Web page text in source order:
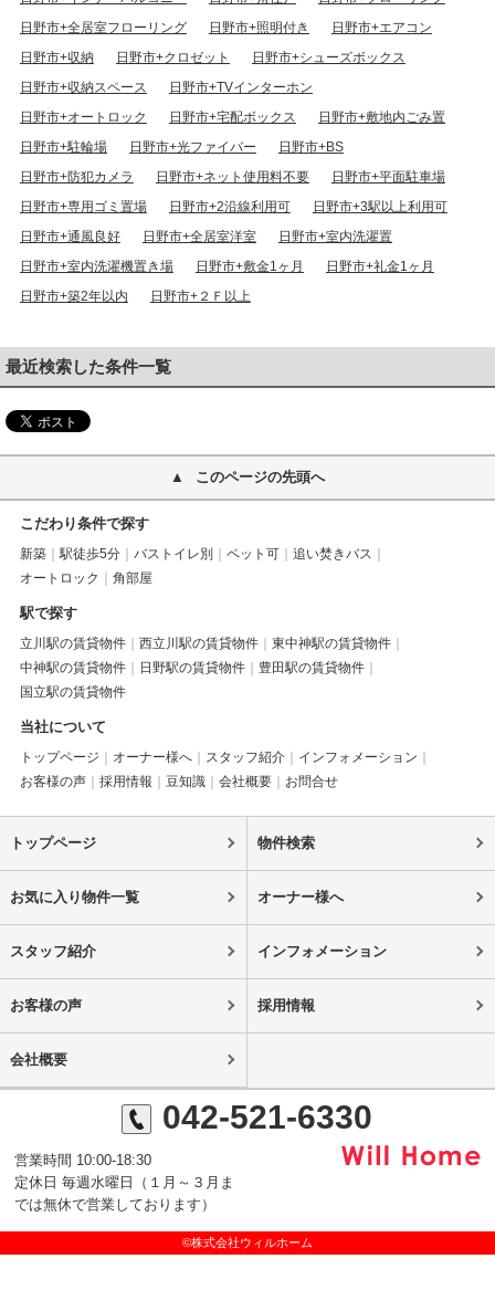
日野市+全居室フローリング
日野市+照明付き
日野市+エアコン
日野市+収納
日野市+クロゼット
日野市+シューズボックス
日野市+収納スペース
日野市+TVインターホン
日野市+オートロック
日野市+宅配ボックス
日野市+敷地内ごみ置
日野市+駐輪場
日野市+光ファイバー
日野市+BS
日野市+防犯カメラ
日野市+ネット使用料不要
日野市+平面駐車場
日野市+専用ゴミ置場
日野市+2沿線利用可
日野市+3駅以上利用可
日野市+通風良好
日野市+全居室洋室
日野市+室内洗濯置
日野市+室内洗濯機置き場
日野市+敷金1ヶ月
日野市+礼金1ヶ月
日野市+築2年以内
日野市+２Ｆ以上
最近検索した条件一覧
このページの先頭へ
こだわり条件で探す
新築 駅徒歩5分 バストイレ別 ペット可
追い焚きバス
オートロック
角部屋
駅で探す
立川駅の賃貸物件 西立川駅の賃貸物件
東中神駅の賃貸物件
中神駅の賃貸物件
日野駅の賃貸物件
豊田駅の賃貸物件
国立駅の賃貸物件
当社について
トップページ オーナー様へ スタッフ紹介
インフォメーション
お客様の声
採用情報 豆知識 会社概要 お問合せ
トップページ 物件検索
お気に入り物件一覧 オーナー様へ
スタッフ紹介 インフォメーション
お客様の声 採用情報
会社概要
042-521-6330
営業時間 10:00-18:30
定休日 毎週水曜日（１月～３月ま
では無休で営業しております）
©株式会社ウィルホーム